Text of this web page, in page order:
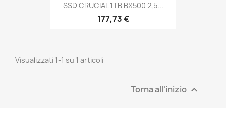
SSD CRUCIAL 1TB BX500 2,5...
177,73 €
Visualizzati 1-1 su 1 articoli
Torna all'inizio 